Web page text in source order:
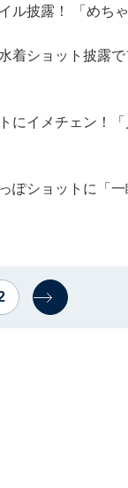
披露！ 「めち
着ショット披露
にイメチェン！
ぽショットに「